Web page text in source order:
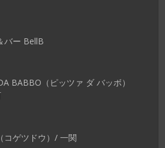
バー BellB
BABBO（ピッツァ ダ バッボ）
コゲツドウ）/ 一関